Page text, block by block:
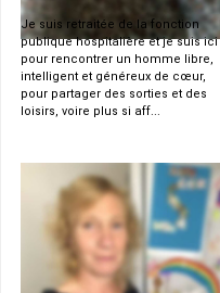
Je suis retraitée de la fonction
publique hospitalière et je suis ici
pour rencontrer un homme libre,
intelligent et généreux de cœur,
pour partager des sorties et des
loisirs, voire plus si aff...